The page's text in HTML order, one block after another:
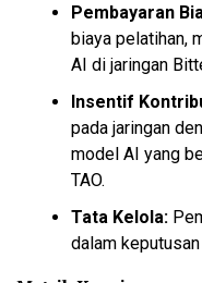
Pembayaran
biaya pelatihan,
AI di jaringan
Insentif
pada jaringan
model AI yang
TAO.
Tata Kelola:
dalam